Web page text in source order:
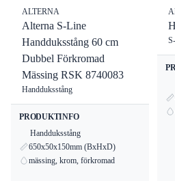
ALTERNA
Alterna S-Line
Handduksstång 60 cm
Dubbel Förkromad
Mässing RSK 8740083
Handduksstång
PRODUKTINFO
Handduksstång
650x50x150mm (BxHxD)
mässing, krom, förkromad